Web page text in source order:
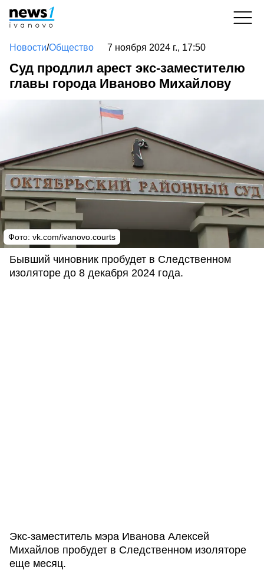
Новости/Общество 7 ноября 2024 г., 17:50
Суд продлил арест экс-заместителю
главы города Иваново Михайлову
Фото: vk.com/ivanovo.courts
Бывший чиновник пробудет в Следственном
изоляторе до 8 декабря 2024 года.
Экс-заместитель мэра Иванова Алексей
Михайлов пробудет в Следственном изоляторе
еще месяц.